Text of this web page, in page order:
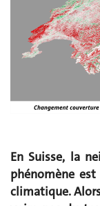
En Suisse, la
phénomène
climatique.